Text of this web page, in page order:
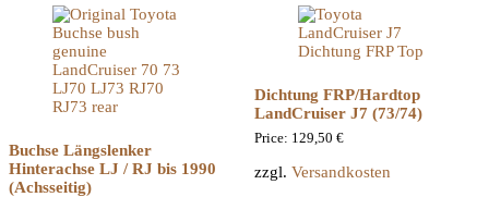
Buchse Längslenker
Hinterachse LJ / RJ bis 1990
(Achsseitig)
Dichtung FRP/Hardtop
LandCruiser J7 (73/74)
Price: 129,50 €
zzgl. Versandkosten